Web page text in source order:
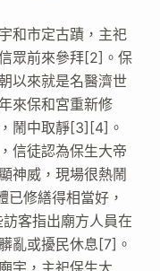
和市定古蹟，主祀
眾前來參拜[2]。保
以來就是名醫濟世
來保和宮重新修
鬧中取靜[3][4]。
信徒認為保生大帝
神威，現場很熱鬧
修繕得相當好，
客指出廟方人員在
亂或擾民休息[7]。
宇，主祀保生大